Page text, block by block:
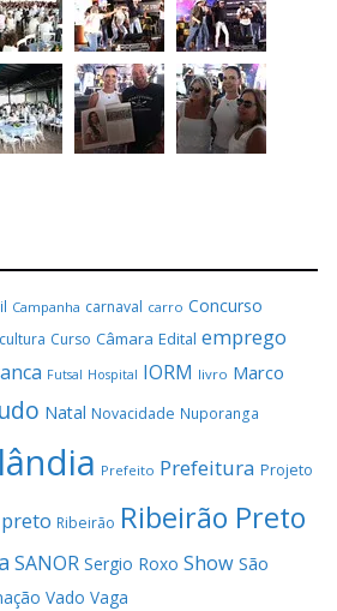
Campanha carnaval carro Concurso
cultura Curso Câmara Edital emprego
Futsal Hospital IORM livro Marco
Natal Novacidade Nuporanga
Prefeito Prefeitura Projeto
Ribeirão Ribeirão Preto
SANOR Sergio Roxo Show São
Vado Vaga